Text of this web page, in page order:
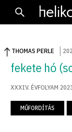
THOMAS PERLE
fekete hó
XXXIV. ÉVFOLYAM
MŰFORDÍTÁS